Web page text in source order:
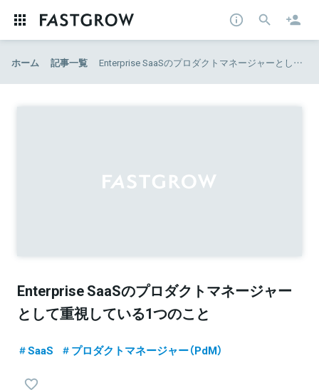
ホーム 記事一覧 Enterprise SaaSのプロダクトマネージャーとして重視している1つのこと
Enterprise SaaSのプロダクトマネージャー
として重視している1つのこと
SaaS プロダクトマネージャー（PdM）